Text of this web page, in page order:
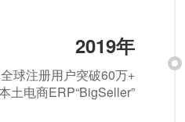
2019年
全球注册用户突破60万+
土电商ERP“BigSeller”